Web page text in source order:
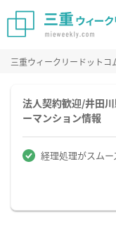
三重ウィークリードットコ
法人契約歓迎/井田
ーマンション情報
経理処理がスムー